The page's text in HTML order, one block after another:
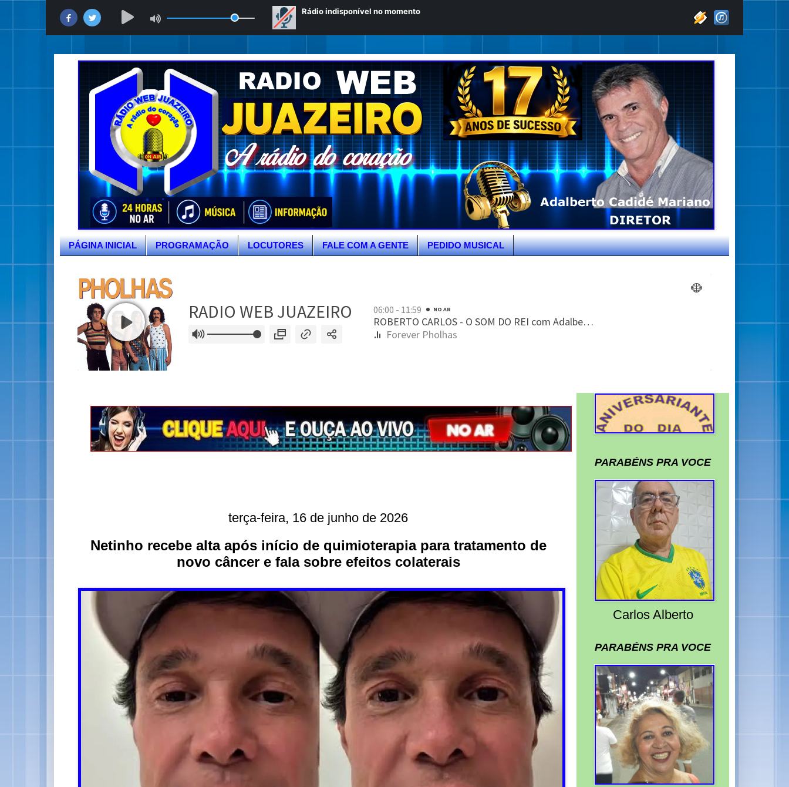
PÁGINA INICIAL PROGRAMAÇÃO LOCUTORES FALE COM A GENTE PEDIDO MUSICAL
terça-feira, 16 de junho de 2026
Netinho recebe alta após início de quimioterapia para tratamento de
novo câncer e fala sobre efeitos colaterais
PARABÉNS PRA VOCE
Carlos Alberto
PARABÉNS PRA VOCE